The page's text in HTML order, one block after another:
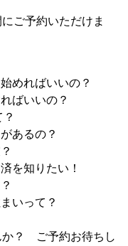
ご予約いただけま
めればいいの？
ばいいの？
あるの？
を知りたい！
いって？
か？ ご予約お待ちし